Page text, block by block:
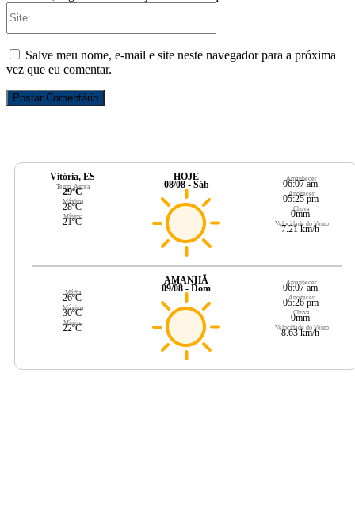
Salve meu nome, e-mail e site neste navegador para a próxima
vez que eu comentar.
Vitória, ES
Temp. Agora
29ºC
Máxima
28ºC
Mínima
21ºC
HOJE
08/08 - Sáb
Amanhecer
06:07 am
Anoitecer
05:25 pm
Chuva
0mm
Velocidade do Vento
7.21 km/h
Média
26ºC
Máxima
30ºC
Mínima
22ºC
AMANHÃ
09/08 - Dom
Amanhecer
06:07 am
Anoitecer
05:26 pm
Chuva
0mm
Velocidade do Vento
8.63 km/h